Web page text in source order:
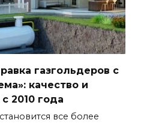
газгольдеров с
качество и
2010 года
все более